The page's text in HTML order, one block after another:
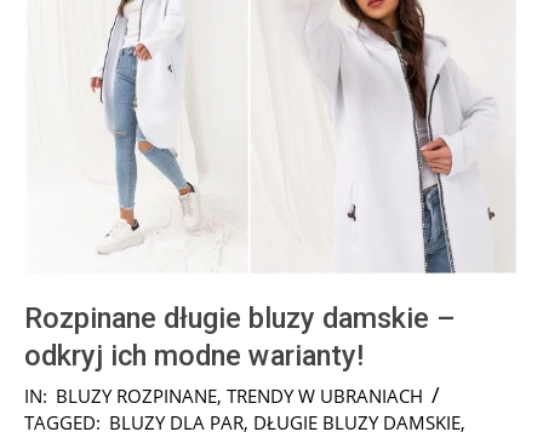
Rozpinane długie bluzy damskie –
odkryj ich modne warianty!
2024-
06-
IN: BLUZY ROZPINANE, TRENDY W UBRANIACH
TAGGED: BLUZY DLA PAR, DŁUGIE BLUZY DAMSKIE,